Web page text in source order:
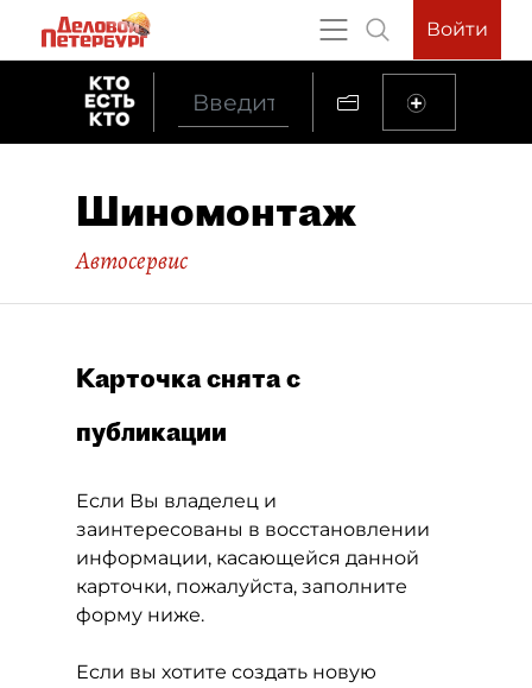
Войти
Шиномонтаж
Автосервис
Карточка снята с
публикации
Если Вы владелец и
заинтересованы в восстановлении
информации, касающейся данной
карточки, пожалуйста, заполните
форму ниже.
Если вы хотите создать новую